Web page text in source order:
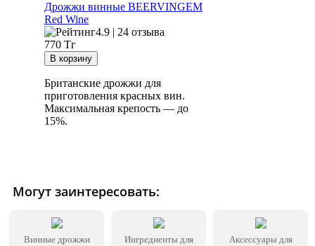
Дрожжи винные BEERVINGEM
Red Wine
4.9 | 24 отзыва
770 Тг
Британские дрожжи для
приготовления красных вин.
Максимальная крепость — до
15%.
Могут заинтересовать:
Винные дрожжи
Ингредиенты для
Аксессуары для